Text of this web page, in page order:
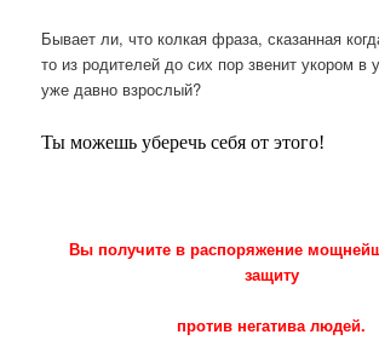
Бывает ли, что колкая фраза, сказанная
то из родителей до сих пор звенит укором в
уже давно взрослый?
Ты можешь уберечь себя от этого!
Вы получите в распоряжение
защиту
против негатива людей.